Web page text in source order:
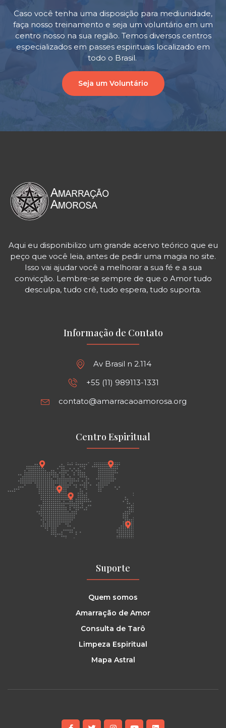
Caso você tenha uma disposição para mediunidade,
faça nosso treinamento e seja um voluntário em um
centro nosso na sua região. Temos diversos centros
especializados em passes espirituais localizado em
todo o Brasil.
Seja um Voluntário
Aqui eu disponibilizo um grande acervo teórico que eu
peço que você leia, antes de pedir uma magia no site.
Isso vai ajudar você a melhorar a sua fé e a sua
convicção. Lembre-se sempre de que o Amor tudo
desculpa, tudo crê, tudo espera, tudo suporta.
Informação de Contato
Av Brasil n 2.114
+55 (11) 989113-1331
contato@amarracaoamorosa.org
Centro Espiritual
Suporte
Quem somos
Amarração de Amor
Consulta de Tarô
Limpeza Espiritual
Mapa Astral